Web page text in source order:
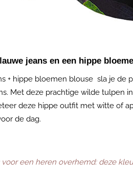
jeans en een hippe
+ hippe bloemen blouse sla je de
Met deze prachtige wilde tulpen
deze hippe outfit met witte of
de dag.
voor een heren overhemd: deze